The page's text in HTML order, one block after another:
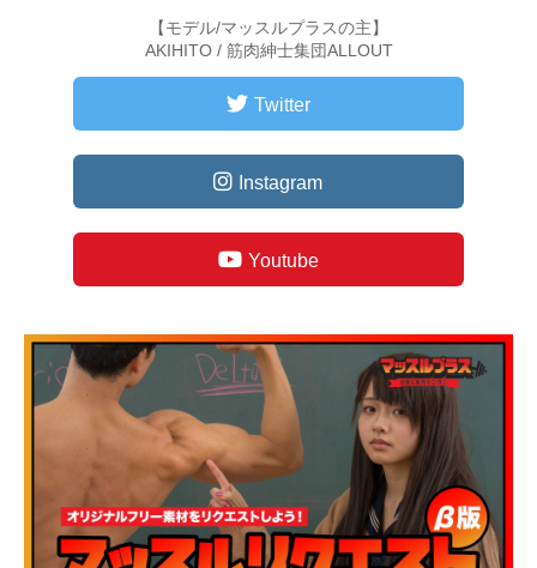
【モデル/マッスルプラスの主】
AKIHITO / 筋肉紳士集団ALLOUT
Twitter
Instagram
Youtube